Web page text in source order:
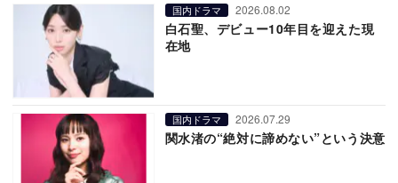
国内ドラマ 2026.08.02
白石聖、デビュー10年目を迎えた現
在地
国内ドラマ 2026.07.29
関水渚の“絶対に諦めない”という決意